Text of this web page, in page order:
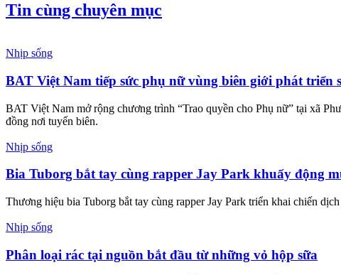
Tin cùng chuyên mục
Nhịp sống
BAT Việt Nam tiếp sức phụ nữ vùng biên giới phát triển
BAT Việt Nam mở rộng chương trình “Trao quyền cho Phụ nữ” tại xã
đồng nơi tuyến biên.
Nhịp sống
Bia Tuborg bắt tay cùng rapper Jay Park khuấy động
Thương hiệu bia Tuborg bắt tay cùng rapper Jay Park triển khai chiến
Nhịp sống
Phân loại rác tại nguồn bắt đầu từ những vỏ hộp sữa